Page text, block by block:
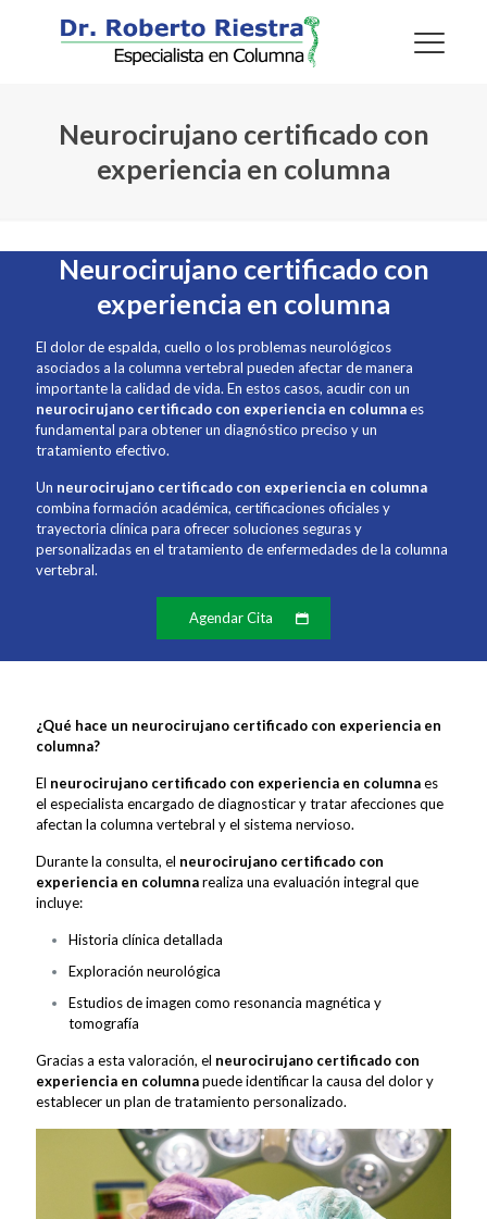
Neurocirujano certificado con
experiencia en columna
Neurocirujano certificado con
experiencia en columna
El dolor de espalda, cuello o los problemas neurológicos
asociados a la columna vertebral pueden afectar de manera
importante la calidad de vida. En estos casos, acudir con un
neurocirujano certificado con experiencia en columnaes
fundamental para obtener un diagnóstico preciso y un
tratamiento efectivo.
Un neurocirujano certificado con experiencia en columna
combina formación académica, certificaciones oficiales y
trayectoria clínica para ofrecer soluciones seguras y
personalizadas en el tratamiento de enfermedades de la columna
vertebral.
Agendar Cita
¿Qué hace un neurocirujano certificado con experiencia en
columna?
El neurocirujano certificado con experiencia en columnaes
el especialista encargado de diagnosticar y tratar afecciones que
afectan la columna vertebral y el sistema nervioso.
Durante la consulta, el neurocirujano certificado con
experiencia en columnarealiza una evaluación integral que
incluye:
Historia clínica detallada
Exploración neurológica
Estudios de imagen como resonancia magnética y
tomografía
Gracias a esta valoración, el neurocirujano certificado con
experiencia en columnapuede identificar la causa del dolor y
establecer un plan de tratamiento personalizado.